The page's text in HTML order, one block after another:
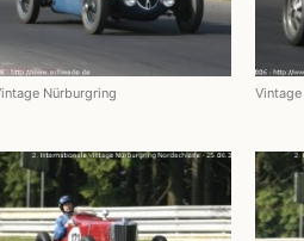
Nürburgring